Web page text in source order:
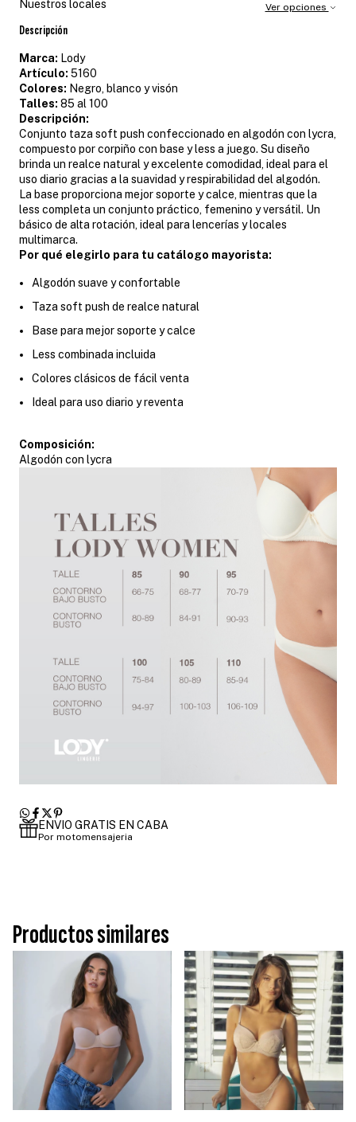
Nuestros locales Ver opciones
Descripción
Marca: Lody
Artículo: 5160
Colores: Negro, blanco y visón
Talles: 85 al 100
Descripción:
Conjunto taza soft push confeccionado en algodón con lycra,
compuesto por corpiño con base y less a juego. Su diseño
brinda un realce natural y excelente comodidad, ideal para el
uso diario gracias a la suavidad y respirabilidad del algodón.
La base proporciona mejor soporte y calce, mientras que la
less completa un conjunto práctico, femenino y versátil. Un
básico de alta rotación, ideal para lencerías y locales
multimarca.
Por qué elegirlo para tu catálogo mayorista:
Algodón suave y confortable
Taza soft push de realce natural
Base para mejor soporte y calce
Less combinada incluida
Colores clásicos de fácil venta
Ideal para uso diario y reventa
Composición:
Algodón con lycra
ENVIO GRATIS EN CABA
Por motomensajeria
Productos similares